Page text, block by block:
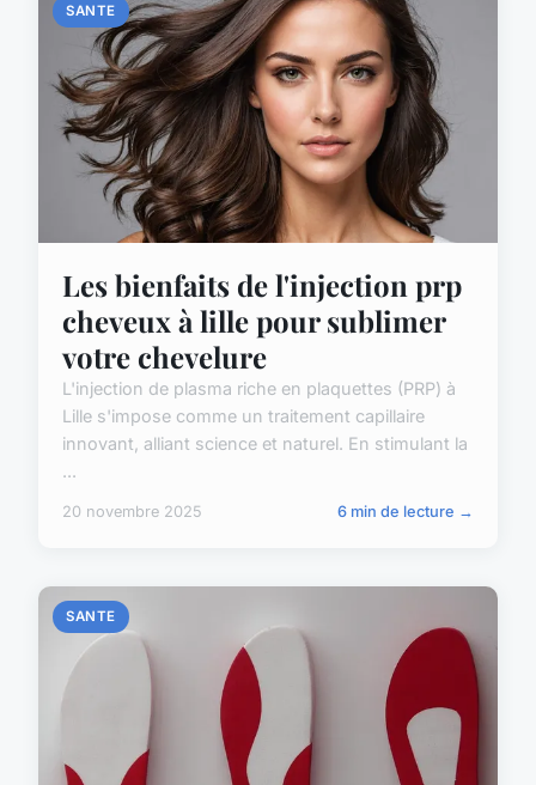
SANTE
Les bienfaits de l'injection prp
cheveux à lille pour sublimer
votre chevelure
L'injection de plasma riche en plaquettes (PRP) à
Lille s'impose comme un traitement capillaire
innovant, alliant science et naturel. En stimulant la
...
20 novembre 2025 6 min de lecture →
SANTE